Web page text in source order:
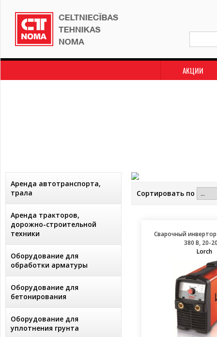
АКЦИИ
Аренда автотранспорта,
трала
Аренда тракторов,
дорожно-строительной
техники
Оборудование для
обработки арматуры
Оборудование для
бетонирования
Оборудование для
уплотнения грунта
Сортировать по
Сварочный инвертор
380 В, 20-
Lorch